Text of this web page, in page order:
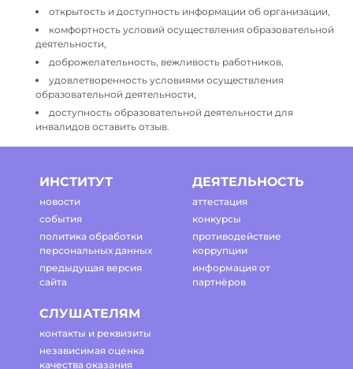
открытость и доступность информации об организации,
комфортность условий осуществления образовательной
деятельности,
доброжелательность, вежливость работников,
удовлетворенность условиями осуществления
образовательной деятельности,
доступность образовательной деятельности для
инвалидов оставить отзыв.
ИНСТИТУТ
новости
события
политика обработки
персональных данных
предыдущая версия
сайта
ДЕЯТЕЛЬНОСТЬ
аттестация
конкурсы
противодействие
коррупции
информация от
партнёров
СЛУШАТЕЛЯМ
контакты и реквизиты
независимая оценка
качества оказания